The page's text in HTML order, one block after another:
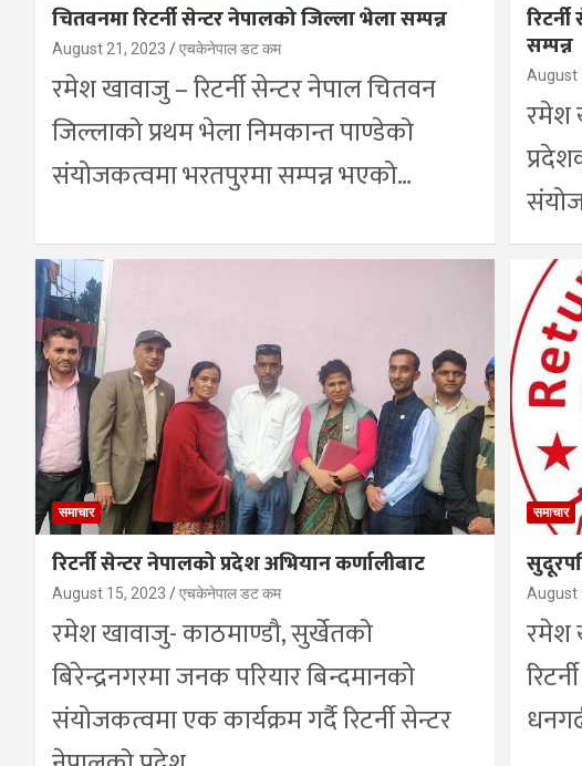
चितवनमा रिटर्नी सेन्टर नेपालको जिल्ला भेला सम्पन्न
August 21, 2023 एचकेनेपाल डट कम
रमेश खावाजु – रिटर्नी सेन्टर नेपाल चितवन
जिल्लाको प्रथम भेला निमकान्त पाण्डेको
संयोजकत्वमा भरतपुरमा सम्पन्न भएको…
सम्पन्न
August
रमेश
समाचार
रिटर्नी सेन्टर नेपालको प्रदेश अभियान कर्णालीबाट
August 15, 2023 एचकेनेपाल डट कम
रमेश खावाजु- काठमाण्डौ, सुर्खेतको
बिरेन्द्रनगरमा जनक परियार बिन्दमानको
संयोजकत्वमा एक कार्यक्रम गर्दै रिटर्नी सेन्टर
समाचार
August
रमेश